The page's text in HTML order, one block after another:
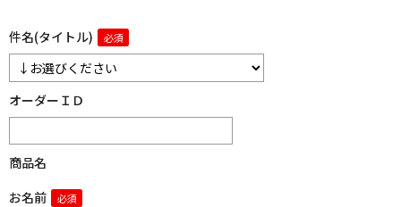
件名(タイトル)
オーダーＩＤ
商品名
お名前